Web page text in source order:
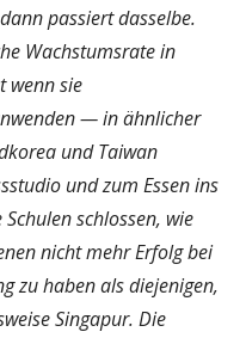
passiert dasselbe.
Wachstumsrate in
wenn sie
— in ähnlicher
und Taiwan
und zum Essen ins
schlossen, wie
nicht mehr Erfolg bei
zu haben als diejenigen,
Singapur. Die